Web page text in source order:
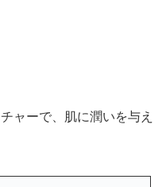
ャーで、肌に潤いを与え